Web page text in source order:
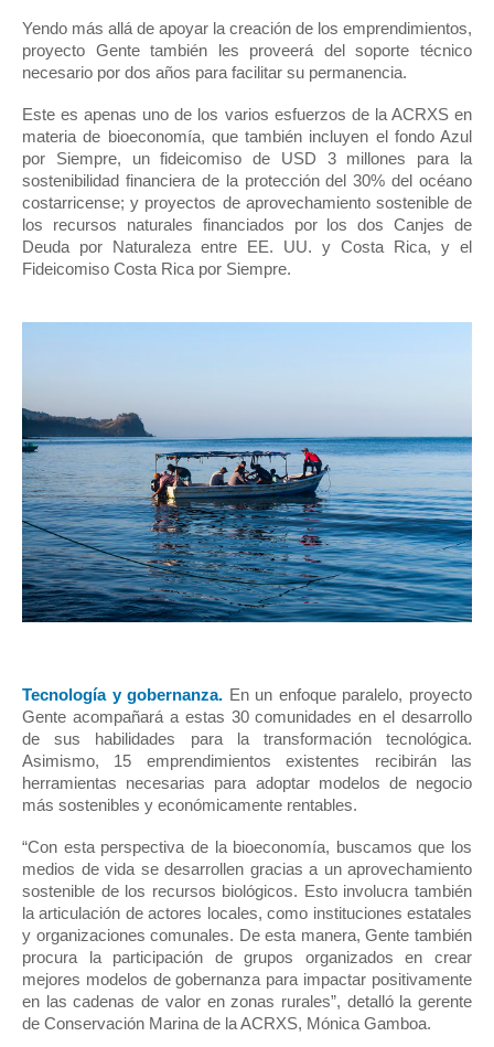
Yendo más allá de apoyar la creación de los emprendimientos,
proyecto Gente también les proveerá del soporte técnico
necesario por dos años para facilitar su permanencia.
Este es apenas uno de los varios esfuerzos de la ACRXS en
materia de bioeconomía, que también incluyen el fondo Azul
por Siempre, un fideicomiso de USD 3 millones para la
sostenibilidad financiera de la protección del 30% del océano
costarricense; y proyectos de aprovechamiento sostenible de
los recursos naturales financiados por los dos Canjes de
Deuda por Naturaleza entre EE. UU. y Costa Rica, y el
Fideicomiso Costa Rica por Siempre.
Tecnología y gobernanza. En un enfoque paralelo, proyecto
Gente acompañará a estas 30 comunidades en el desarrollo
de sus habilidades para la transformación tecnológica.
Asimismo, 15 emprendimientos existentes recibirán las
herramientas necesarias para adoptar modelos de negocio
más sostenibles y económicamente rentables.
“Con esta perspectiva de la bioeconomía, buscamos que los
medios de vida se desarrollen gracias a un aprovechamiento
sostenible de los recursos biológicos. Esto involucra también
la articulación de actores locales, como instituciones estatales
y organizaciones comunales. De esta manera, Gente también
procura la participación de grupos organizados en crear
mejores modelos de gobernanza para impactar positivamente
en las cadenas de valor en zonas rurales”, detalló la gerente
de Conservación Marina de la ACRXS, Mónica Gamboa.